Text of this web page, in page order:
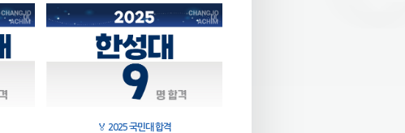
🏅 2025 국민대 합격